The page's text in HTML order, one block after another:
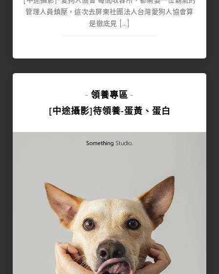
管理人員鎮壓，這次去屏東社團法人台灣愛狗人協會算
是徹底見 […]
- 領養專區 -
[中途攝影]待領養-蛋黃、蛋白